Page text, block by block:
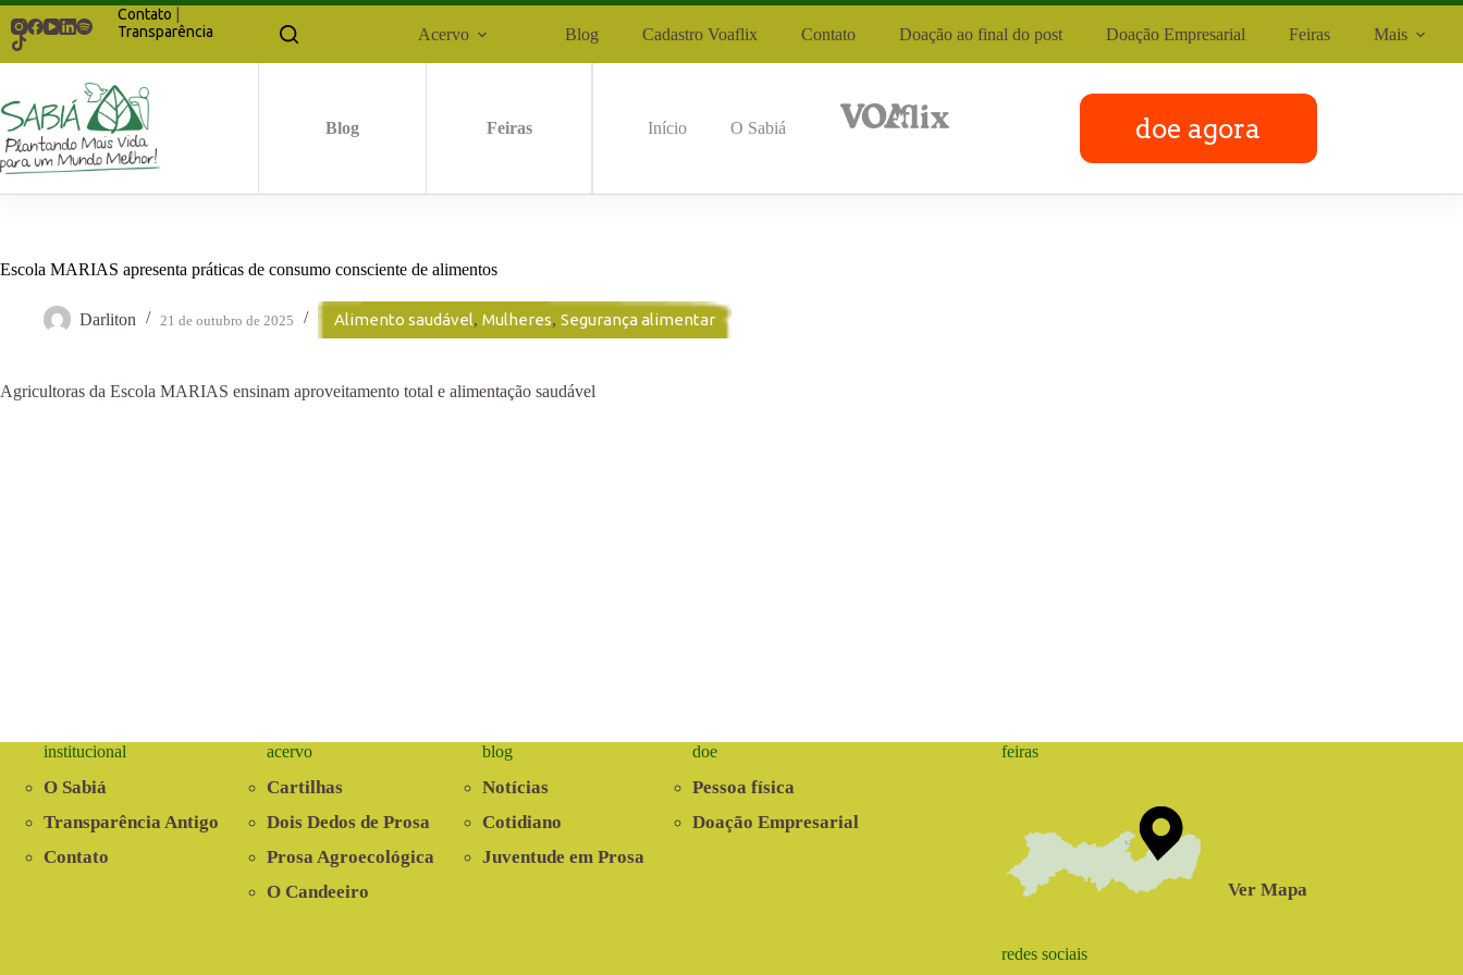
Pular
para
conteúdo
Contato
Transparência
Acervo Blog Cadastro Voaflix Contato Doação ao final do post Doação Empresarial Feiras Mais
Blog Feiras Início O Sabiá doe agora
Escola MARIAS apresenta práticas de consumo consciente de alimentos
Darliton 21 de outubro de 2025 Alimento saudável, Mulheres, Segurança alimentar
Agricultoras da Escola MARIAS ensinam aproveitamento total e alimentação saudável
institucional
O Sabiá
Transparência Antigo
Contato
acervo
Cartilhas
Dois Dedos de Prosa
Prosa Agroecológica
O Candeeiro
blog
Notícias
Cotidiano
Juventude em Prosa
doe
Pessoa física
Doação Empresarial
feiras
Ver Mapa
redes sociais